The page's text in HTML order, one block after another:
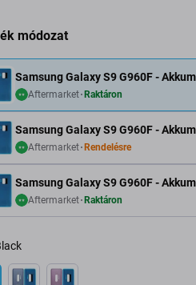
módozat
Samsung Galaxy S9 G960F -
Aftermarket Rendelésre
Samsung Galaxy S9 G960F -
Aftermarket Raktáron
Samsung Galaxy S9 G960F -
Aftermarket Raktáron